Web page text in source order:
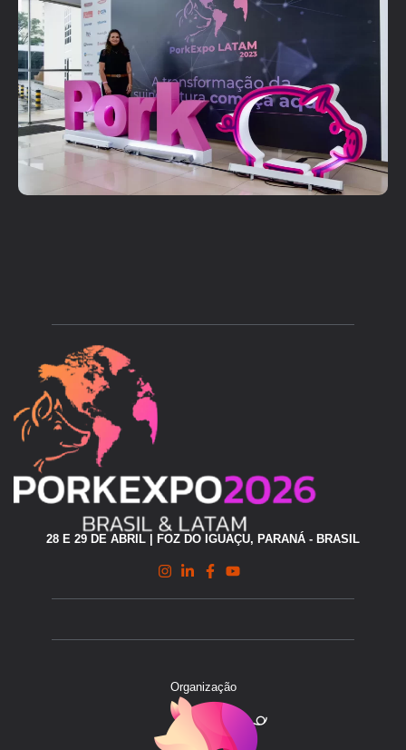
28 E 29 DE ABRIL | FOZ DO IGUAÇU, PARANÁ - BRASIL
Organização